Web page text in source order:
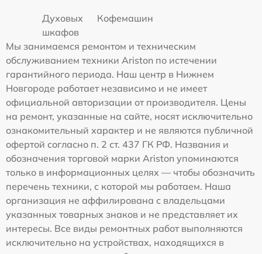
Духовых
шкафов
Кофемашин
Мы занимаемся ремонтом и техническим
обслуживанием техники Ariston по истечении
гарантийного периода. Наш центр в Нижнем
Новгороде работает независимо и не имеет
официальной авторизации от производителя. Цены
на ремонт, указанные на сайте, носят исключительно
ознакомительный характер и не являются публичной
офертой согласно п. 2 ст. 437 ГК РФ. Названия и
обозначения торговой марки Ariston упоминаются
только в информационных целях — чтобы обозначить
перечень техники, с которой мы работаем. Наша
организация не аффилирована с владельцами
указанных товарных знаков и не представляет их
интересы. Все виды ремонтных работ выполняются
исключительно на устройствах, находящихся в